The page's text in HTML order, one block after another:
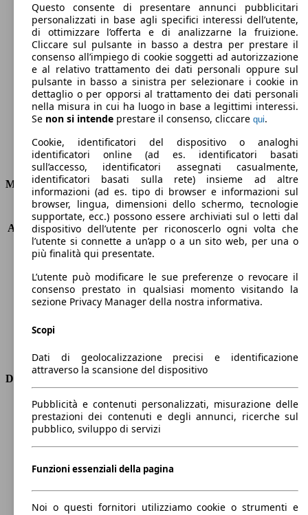
122 g/km
Emissioni di CO2 (combinato)*
Consumi
Motore e Prestazioni
KW (PS)
103 kW (140 PS)
Accelerazione (0-100 km/h)
10.2s
Velocità massima (km/h)
195 km/h
Numero di marce
7
Coppia
240 nm
Cilindrata
1332 ccm
Carburante
Benzina
Trasmissione
Dimensioni
Lunghezza
4410 mm
Altezza
1650 mm
Larghezza
Peso massimo
2046 kg
Questo consente di presentare annunci pubblicitari
personalizzati in base agli specifici interessi dell’utente,
di ottimizzare l’offerta e di analizzarne la fruizione.
Cliccare sul pulsante in basso a destra per prestare il
consenso all’impiego di cookie soggetti ad autorizzazione
e al relativo trattamento dei dati personali oppure sul
pulsante in basso a sinistra per selezionare i cookie in
dettaglio o per opporsi al trattamento dei dati personali
nella misura in cui ha luogo in base a legittimi interessi.
Se non si intende prestare il consenso, cliccare qui.
Cookie, identificatori del dispositivo o analoghi
identificatori online (ad es. identificatori basati
sull’accesso, identificatori assegnati casualmente,
identificatori basati sulla rete) insieme ad altre
informazioni (ad es. tipo di browser e informazioni sul
browser, lingua, dimensioni dello schermo, tecnologie
supportate, ecc.) possono essere archiviati sul o letti dal
dispositivo dell’utente per riconoscerlo ogni volta che
l’utente si connette a un’app o a un sito web, per una o
più finalità qui presentate.
L’utente può modificare le sue preferenze o revocare il
consenso prestato in qualsiasi momento visitando la
sezione Privacy Manager della nostra informativa.
Scopi
Dati di geolocalizzazione precisi e identificazione
attraverso la scansione del dispositivo
Pubblicità e contenuti personalizzati, misurazione delle
prestazioni dei contenuti e degli annunci, ricerche sul
pubblico, sviluppo di servizi
Funzioni essenziali della pagina
Noi o questi fornitori utilizziamo cookie o strumenti e